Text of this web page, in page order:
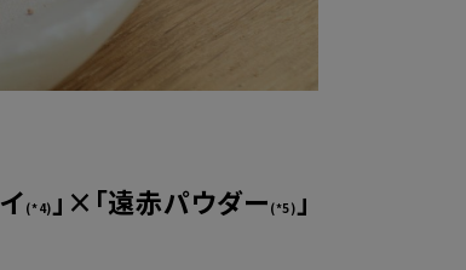
(*4) 」×「遠赤パウダー (*5) 」